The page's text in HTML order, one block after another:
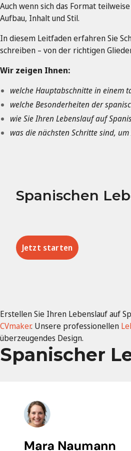
Auch wenn sich das Format
Aufbau, Inhalt und Stil.
In diesem Leitfaden erfahren Sie
schreiben – von der richtigen
Wir zeigen Ihnen:
welche Hauptabschnitte in einem
welche Besonderheiten der
wie Sie Ihren Lebenslauf auf
was die nächsten Schritte sind,
Spanischen
Jetzt starten
Erstellen Sie Ihren Lebenslauf auf
CVmaker. Unsere professionellen
überzeugendes Design.
Spanischer